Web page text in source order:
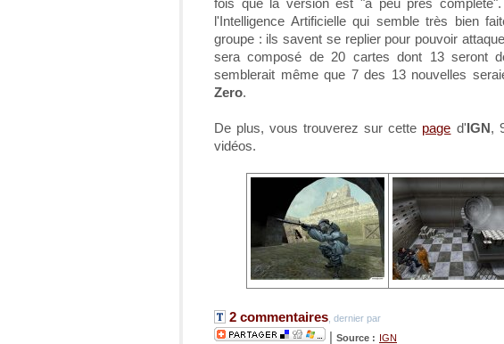
fois que la version est "à peu près
l'Intelligence Artificielle qui semble très bien
groupe : ils savent se replier pour pouvoir
sera composé de 20 cartes dont 13 seront
semblerait même que 7 des 13 nouvelles
Zero.
De plus, vous trouverez sur cette page d' IGN ,
vidéos.
2 commentaires , dernier par
Source : IGN